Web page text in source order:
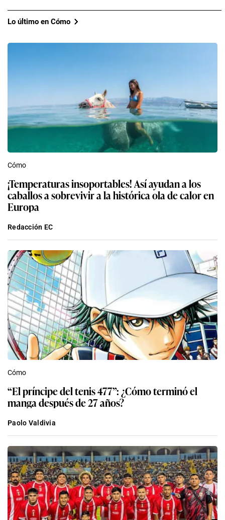
Lo último en Cómo
Cómo
¡Temperaturas insoportables! Así ayudan a los
caballos a sobrevivir a la histórica ola de calor en
Europa
Redacción EC
Cómo
“El príncipe del tenis 477”: ¿Cómo terminó el
manga después de 27 años?
Paolo Valdivia